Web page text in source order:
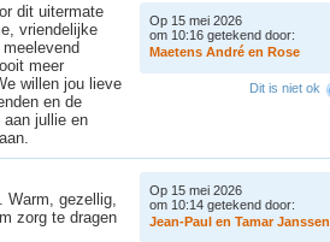
dit uitermate
vriendelijke
meer
willen jou lieve
en de
jullie en
Op 15 mei 2026
om 10:16 getekend door:
Maetens André en Rose
Dit is niet ok
gezellig,
zorg te dragen
Op 15 mei 2026
om 10:14 getekend door:
Jean-Paul en Tamar Janssen